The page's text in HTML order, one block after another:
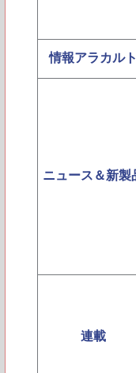
情報アラカルト
ニュース＆新製
連載